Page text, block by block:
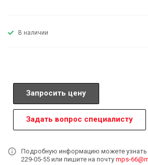
В наличии
Запросить цену
Задать вопрос специалисту
Подробную информацию можете узнать
229-05-55 или пишите на почту mps-